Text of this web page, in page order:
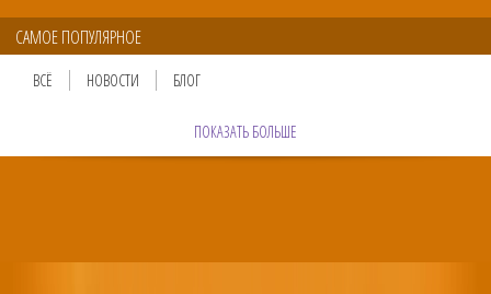
САМОЕ ПОПУЛЯРНОЕ
ВСЁ НОВОСТИ БЛОГ
ПОКАЗАТЬ БОЛЬШЕ